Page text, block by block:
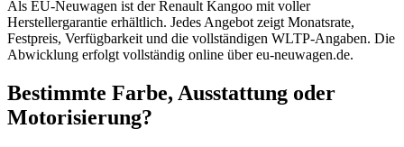
Als EU-Neuwagen ist der Renault Kangoo mit voller
Herstellergarantie erhältlich. Jedes Angebot zeigt Monatsrate,
Festpreis, Verfügbarkeit und die vollständigen WLTP-Angaben. Die
Abwicklung erfolgt vollständig online über eu-neuwagen.de.
Bestimmte Farbe, Ausstattung oder
Motorisierung?